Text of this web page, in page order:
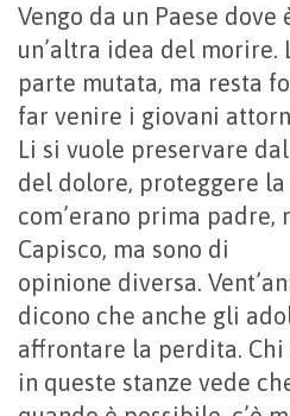
Vengo da un Paese
un’altra idea del morire.
parte mutata, ma resta
far venire i giovani
Li si vuole preservare
del dolore, proteggere
com’erano prima padre,
Capisco, ma sono di
opinione diversa.
dicono che anche gli
affrontare la perdita.
in queste stanze vede